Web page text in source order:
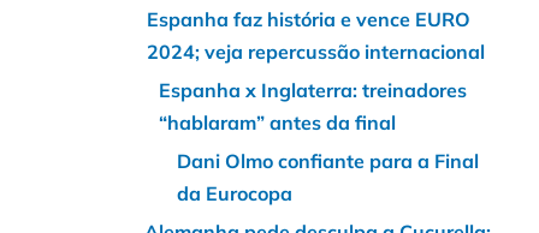
Espanha faz história e vence EURO
2024; veja repercussão internacional
Espanha x Inglaterra: treinadores
“hablaram” antes da final
Dani Olmo confiante para a Final
da Eurocopa